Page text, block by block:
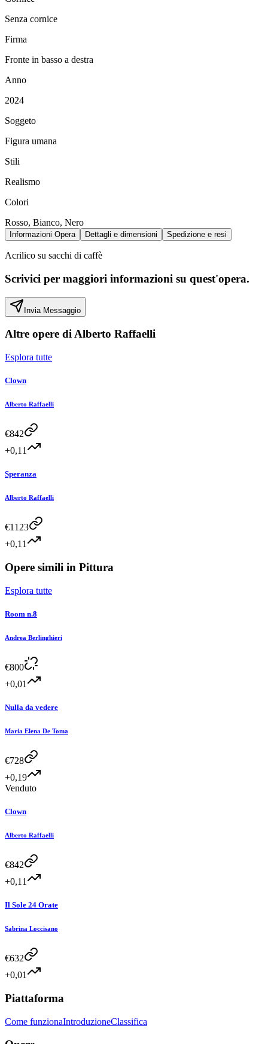
Senza cornice
Firma
Fronte in basso a destra
Anno
2024
Soggeto
Figura umana
Stili
Realismo
Colori
Rosso, Bianco, Nero
Informazioni Opera Dettagli e dimensioni Spedizione e resi
Acrilico su sacchi di caffè
Scrivici per maggiori informazioni su quest'opera.
Invia Messaggio
Altre opere diAlberto Raffaelli
Esplora tutte
Clown
Alberto Raffaelli
€842
+0,11
Speranza
Alberto Raffaelli
€1123
+0,11
Opere simili in Pittura
Esplora tutte
Room n.8
Andrea Berlinghieri
€800
+0,01
Nulla da vedere
Maria Elena De Toma
€728
+0,19
Venduto
Clown
Alberto Raffaelli
€842
+0,11
Il Sole 24 Orate
Sabrina Loccisano
€632
+0,01
Piattaforma
Come funzionaIntroduzioneClassifica